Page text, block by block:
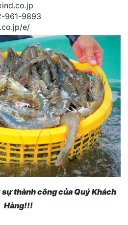
961-9893
e/
thành công của Quý Khách
Hàng!!!